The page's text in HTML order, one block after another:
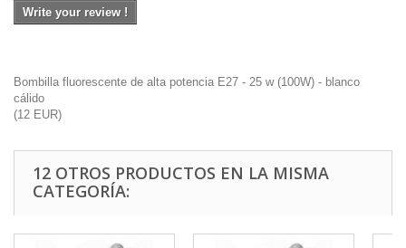
Write your review !
Bombilla fluorescente de alta potencia E27 - 25 w (100W) - blanco
cálido
(12 EUR)
12 OTROS PRODUCTOS EN LA MISMA
CATEGORÍA: